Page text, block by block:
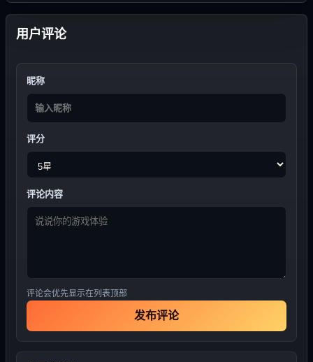
用户评论
昵称
评分
评论内容
评论会优先显示在列表顶部
发布评论